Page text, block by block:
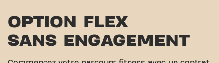
OPTION FLEX
SANS ENGAGEMENT